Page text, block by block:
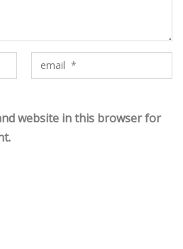
website in this browser for